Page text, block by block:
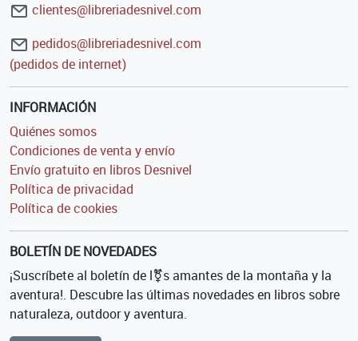
clientes@libreriadesnivel.com
pedidos@libreriadesnivel.com
(pedidos de internet)
INFORMACIÓN
Quiénes somos
Condiciones de venta y envío
Envío gratuito en libros Desnivel
Política de privacidad
Política de cookies
BOLETÍN DE NOVEDADES
¡Suscríbete al boletín de l⚧s amantes de la montaña y la
aventura!. Descubre las últimas novedades en libros sobre
naturaleza, outdoor y aventura.